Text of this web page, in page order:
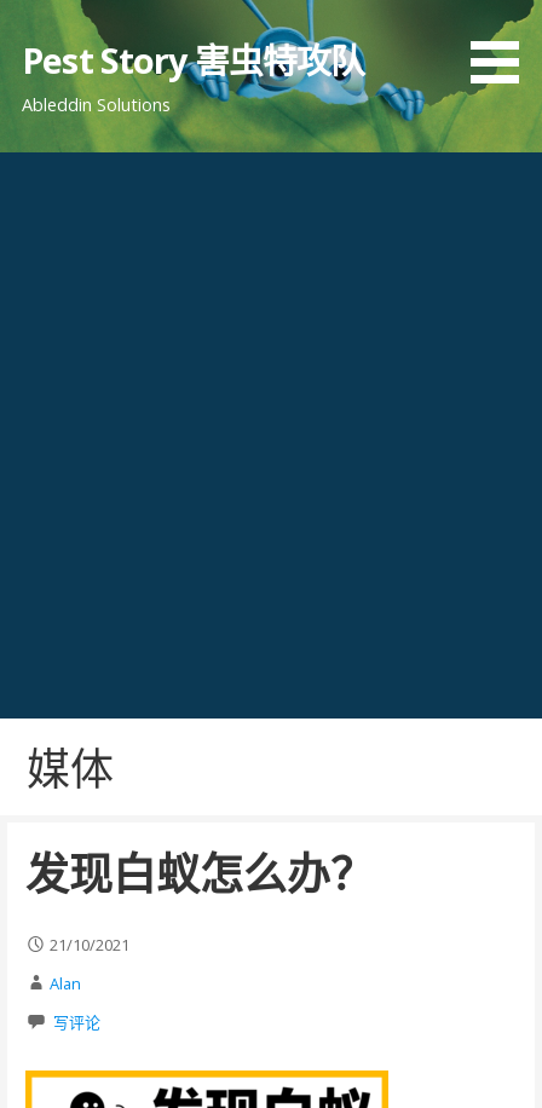
Pest Story 害虫特攻队
Ableddin Solutions
媒体
发现白蚁怎么办？
21/10/2021
Alan
写评论